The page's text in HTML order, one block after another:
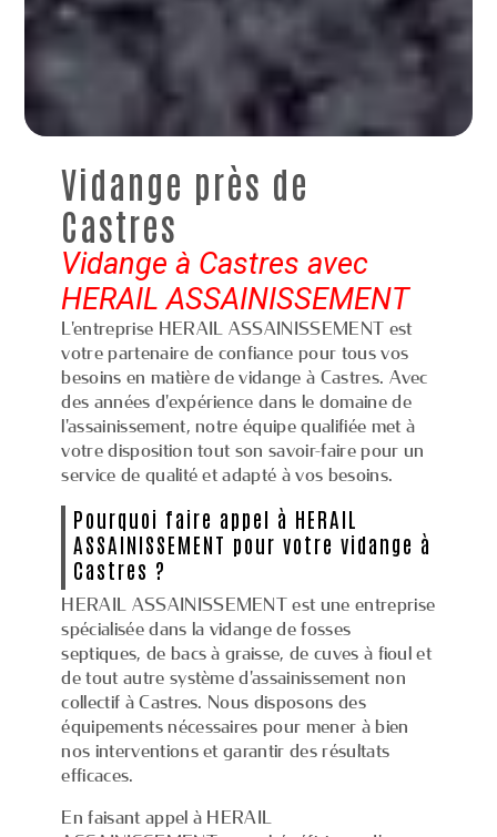
Vidange près de
Castres
Vidange à Castres avec
HERAIL ASSAINISSEMENT
L'entreprise HERAIL ASSAINISSEMENT est
votre partenaire de confiance pour tous vos
besoins en matière de vidange à Castres. Avec
des années d'expérience dans le domaine de
l'assainissement, notre équipe qualifiée met à
votre disposition tout son savoir-faire pour un
service de qualité et adapté à vos besoins.
Pourquoi faire appel à HERAIL
ASSAINISSEMENT pour votre vidange à
Castres ?
HERAIL ASSAINISSEMENT est une entreprise
spécialisée dans la vidange de fosses
septiques, de bacs à graisse, de cuves à fioul et
de tout autre système d'assainissement non
collectif à Castres. Nous disposons des
équipements nécessaires pour mener à bien
nos interventions et garantir des résultats
efficaces.
En faisant appel à HERAIL